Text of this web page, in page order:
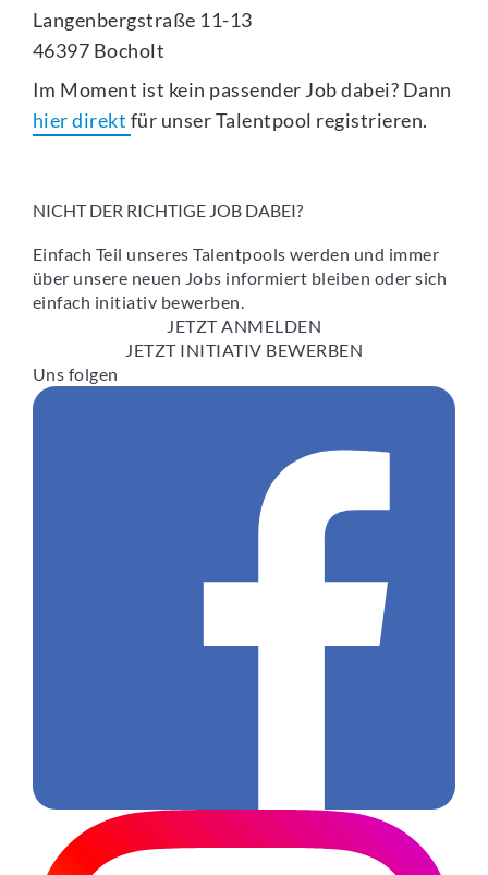
Langenbergstraße 11-13
46397 Bocholt
Im Moment ist kein passender Job dabei? Dann
hier direkt für unser Talentpool registrieren.
NICHT DER RICHTIGE JOB DABEI?
Einfach Teil unseres Talentpools werden und immer
über unsere neuen Jobs informiert bleiben oder sich
einfach initiativ bewerben.
JETZT ANMELDEN
JETZT INITIATIV BEWERBEN
Uns folgen